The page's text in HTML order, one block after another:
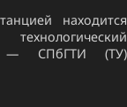
находится
технологический
— СПбГТИ (ТУ)